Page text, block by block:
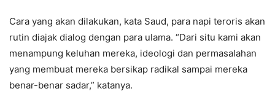
Cara yang akan dilakukan, kata Saud, para napi teroris akan
rutin diajak dialog dengan para ulama. “Dari situ kami akan
menampung keluhan mereka, ideologi dan permasalahan
yang membuat mereka bersikap radikal sampai mereka
benar-benar sadar,” katanya.